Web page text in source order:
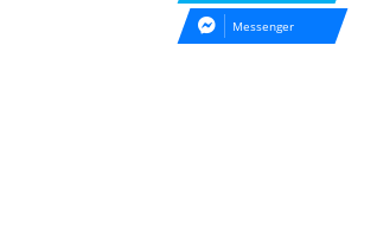
Messenger